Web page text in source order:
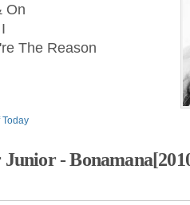
On
The Reason
Today
Junior -